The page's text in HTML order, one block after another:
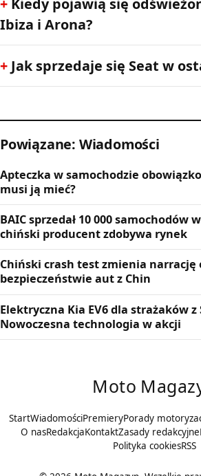
Kiedy pojawią się
Ibiza i Arona?
Jak sprzedaje się Seat w
Powiązane: Wiadomości
Apteczka w samochodzie
musi ją mieć?
BAIC sprzedał 10 000 samochodów
chiński producent zdobywa rynek
Chiński crash test zmienia narrację
bezpieczeństwie aut z Chin
Elektryczna Kia EV6 dla strażaków z
Nowoczesna technologia w akcji
Moto
StartWiadomościPremieryPorady
O nasRedakcjaKontaktZasady redakcyjne
Polityka cookiesRSS